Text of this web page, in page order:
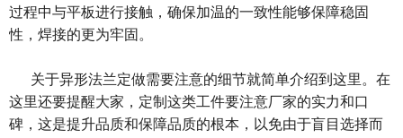
过程中与平板进行接触，确保加温的一致性能够保障稳固
性，焊接的更为牢固。
关于异形法兰定做需要注意的细节就简单介绍到这里。在
这里还要提醒大家，定制这类工件要注意厂家的实力和口
碑，这是提升品质和保障品质的根本，以免由于盲目选择而